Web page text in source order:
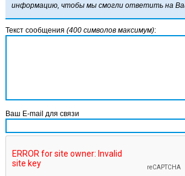
информацию, чтобы мы смогли ответить на
Текст сообщения (400 символов максимум):
Ваш E-mail для связи